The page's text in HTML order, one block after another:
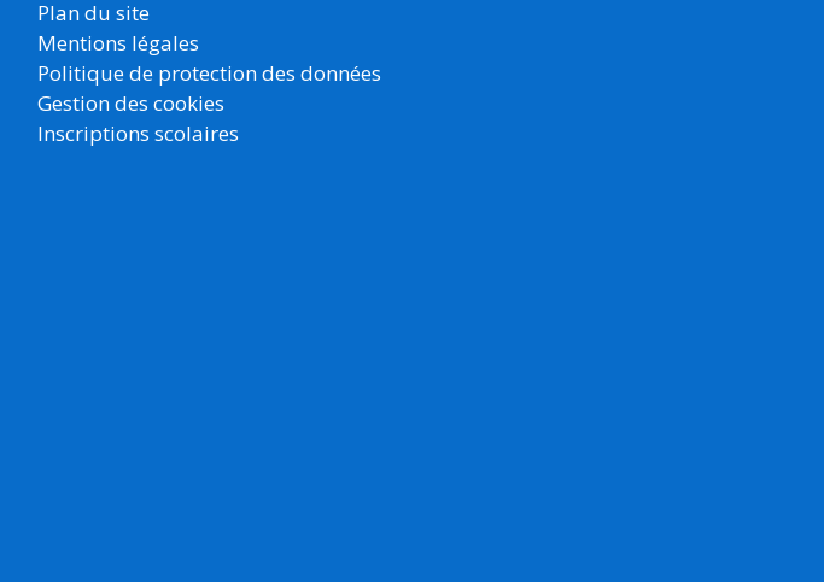
Plan du site
Mentions légales
Politique de protection des données
Gestion des cookies
Inscriptions scolaires